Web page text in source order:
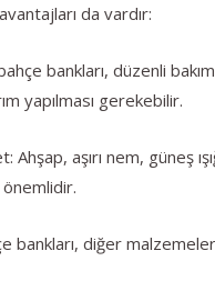
da vardır:
bankları, düzenli
yapılması gerekebilir.
Ahşap, aşırı nem, güneş
bankları, diğer